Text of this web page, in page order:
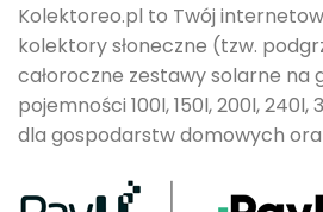
Kolektoreo.pl to Twój
kolektory słoneczne (tzw.
całoroczne zestawy solarne na
pojemności 100l, 150l, 200l,
dla gospodarstw domowych